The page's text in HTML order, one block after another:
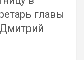
главы
Дмитрий